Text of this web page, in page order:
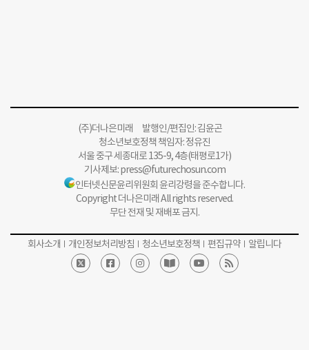
(주)더나은미래 발행인/편집인: 김윤곤
청소년보호정책 책임자: 정유진
서울 중구 세종대로 135-9, 4층(태평로1가)
기사제보:press@futurechosun.com
인터넷신문윤리위원회 윤리강령을 준수합니다.
Copyright 더나은미래 All rights reserved.
무단 전재 및 재배포 금지.
회사소개 개인정보처리방침 청소년보호정책 편집규약 알립니다